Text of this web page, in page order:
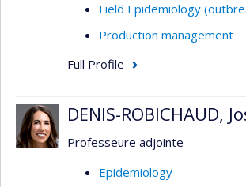
Field Epidemiology
Production management
Full Profile
DENIS-ROBICHAUD,
Professeure adjointe
Epidemiology